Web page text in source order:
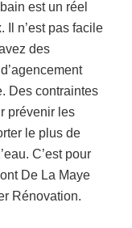
est un réel
Il n’est pas facile
des
Des contraintes
prévenir les
le plus de
C’est pour
De La Maye
Rénovation.